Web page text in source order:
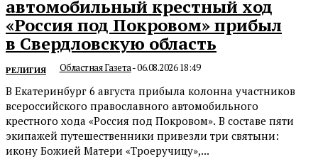
автомобильный крестный ход
«Россия под Покровом» прибыл
в Свердловскую область
РЕЛИГИЯ Областная Газета-06.08.2026 18:49
В Екатеринбург 6 августа прибыла колонна участников
всероссийского православного автомобильного
крестного хода «Россия под Покровом». В составе пяти
экипажей путешественники привезли три святыни:
икону Божией Матери «Троеручицу»,...